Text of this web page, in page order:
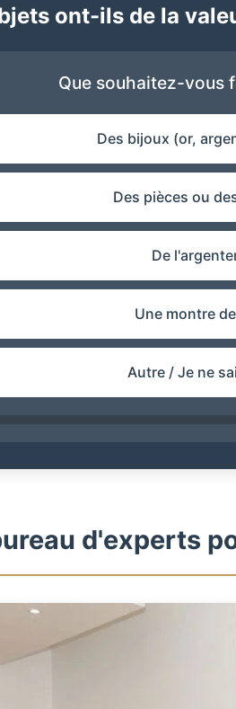
ont-ils de la
Que souhaitez-vous
Des bijoux (or,
Des pièces ou
De
Une montre
Autre / Je ne
d'experts